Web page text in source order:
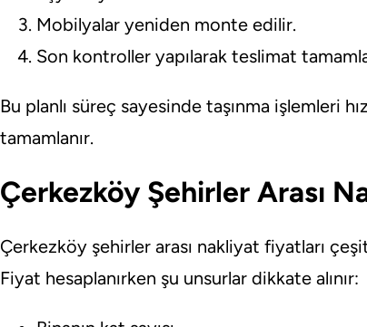
Mobilyalar yeniden monte edilir.
Son kontroller yapılarak teslimat
Bu planlı süreç sayesinde taşınma işlemleri
tamamlanır.
Çerkezköy Şehirler Arası
Çerkezköy şehirler arası nakliyat fiyatları
Fiyat hesaplanırken şu unsurlar dikkate alınır: